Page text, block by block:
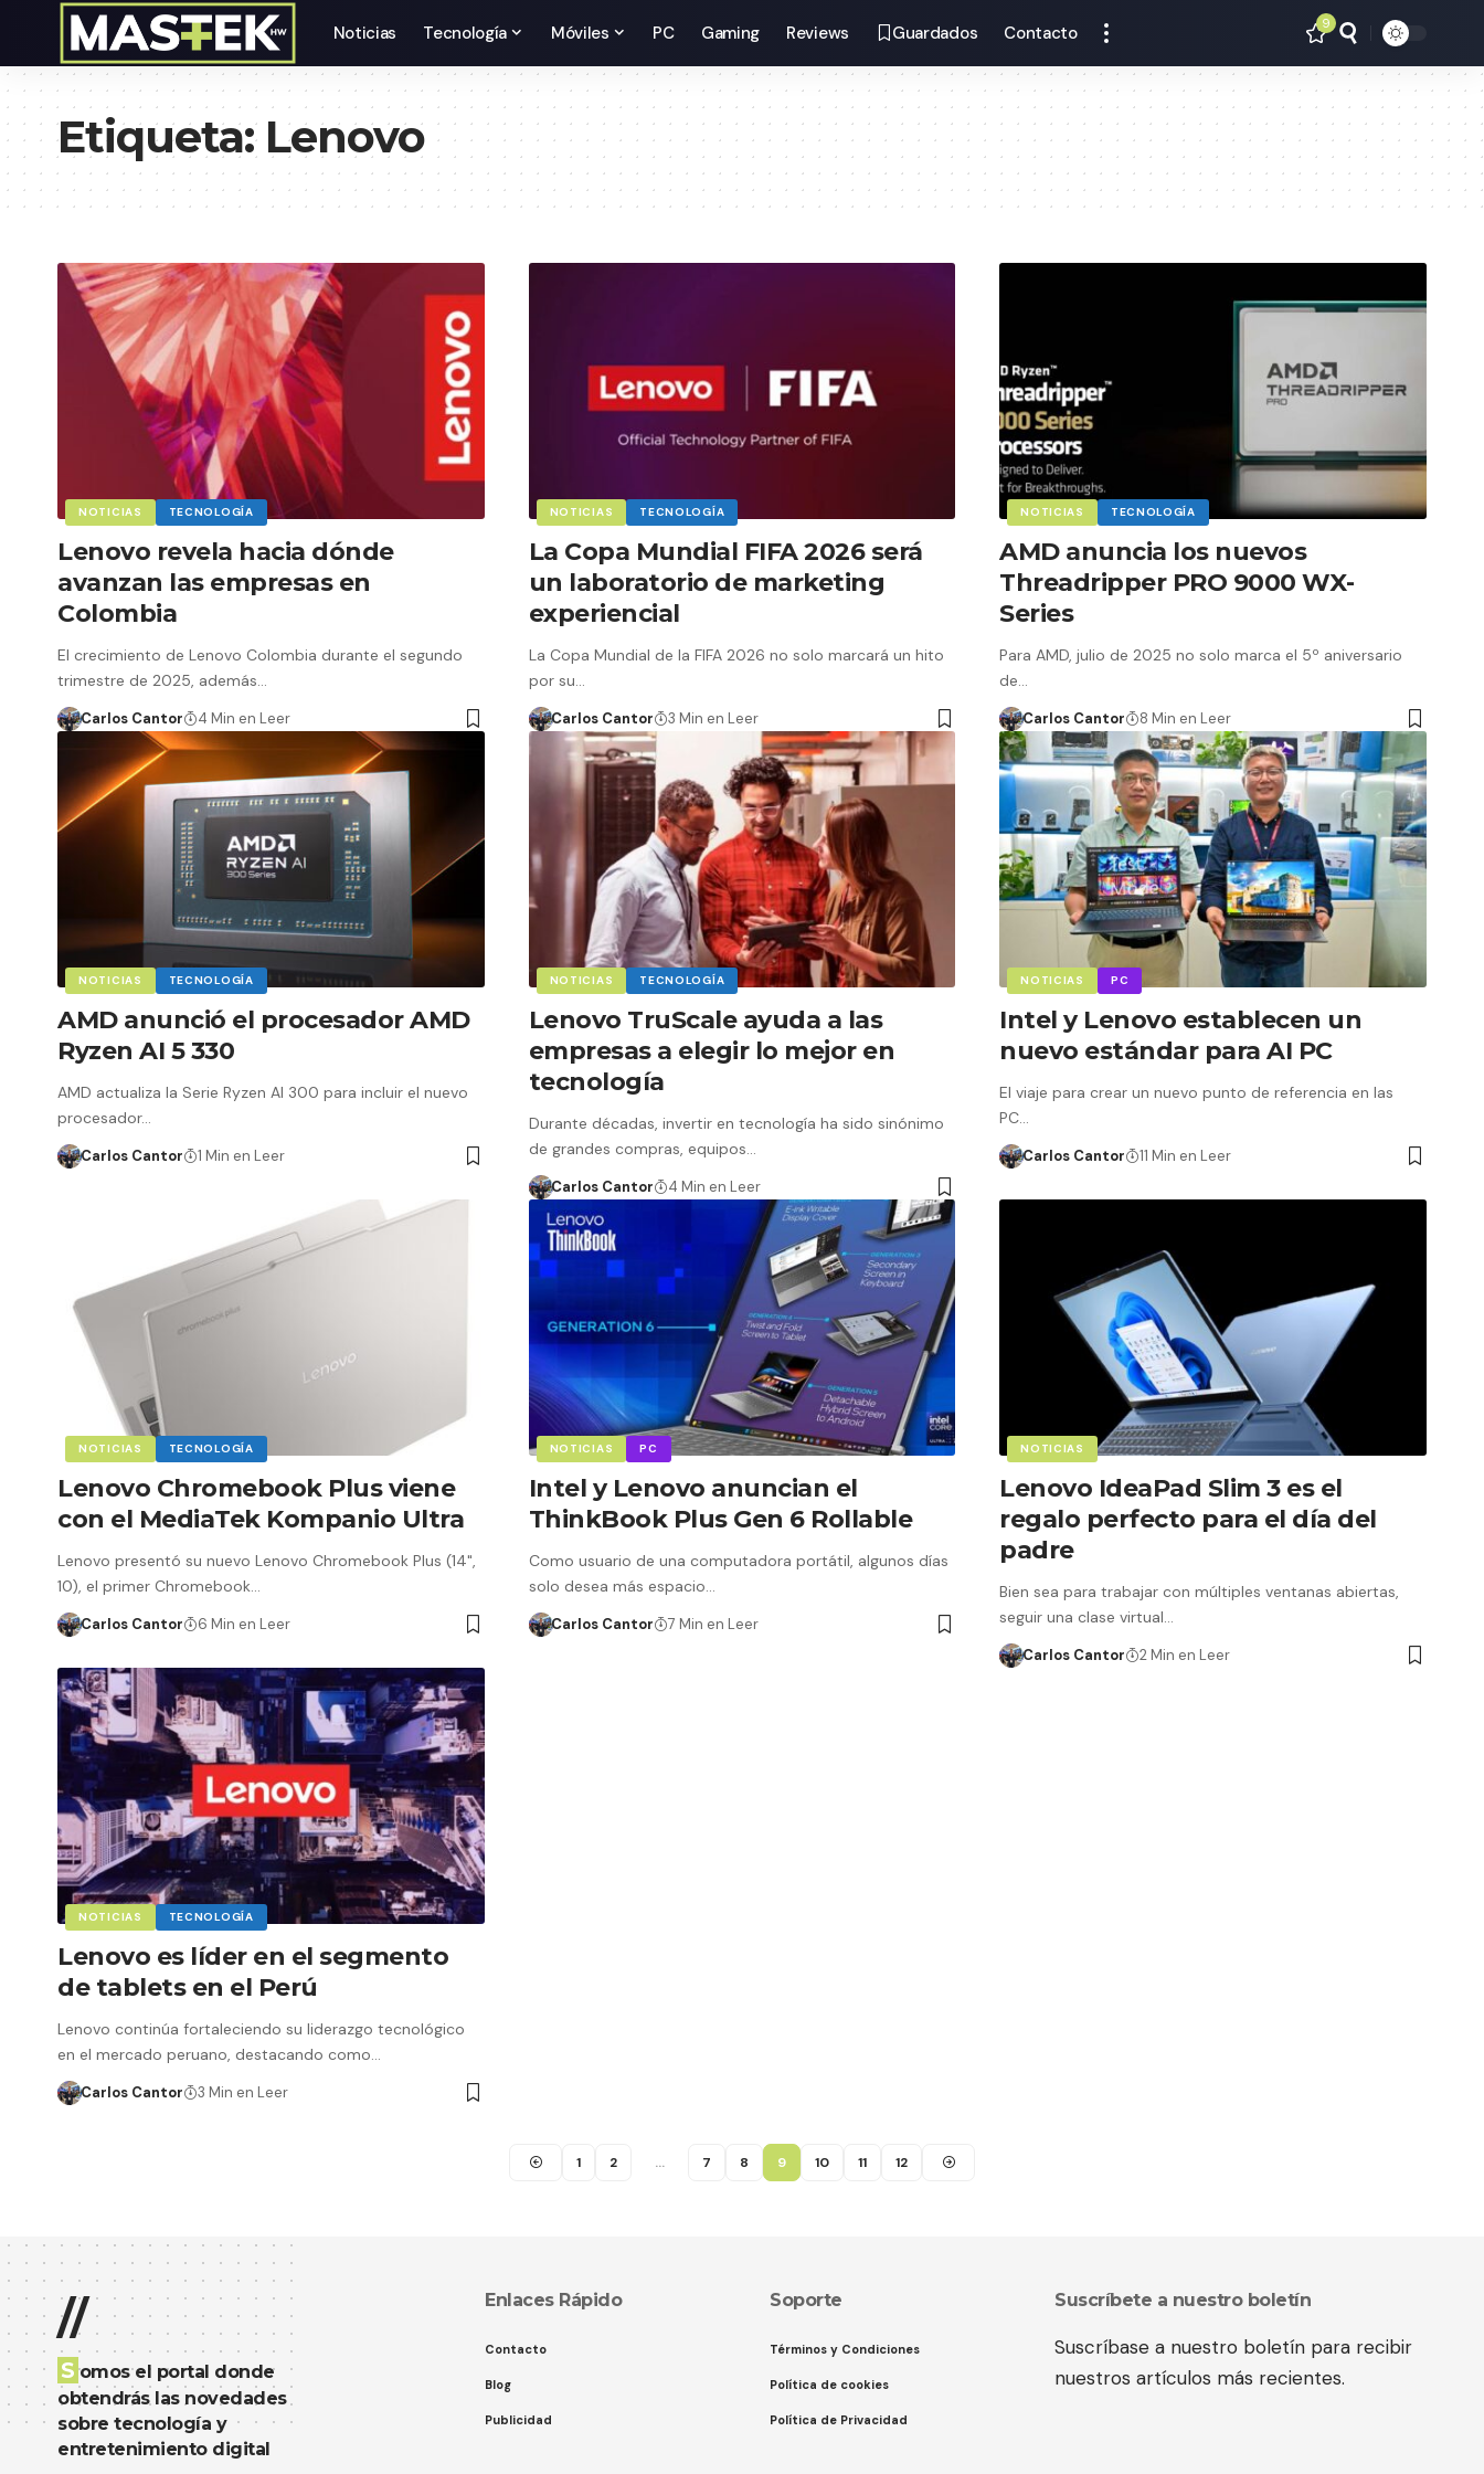
Noticias Tecnología Móviles PC Gaming Reviews Guardados Contacto 9
Etiqueta: Lenovo
NOTICIAS TECNOLOGÍA
Lenovo revela hacia dónde
avanzan las empresas en
Colombia
El crecimiento de Lenovo Colombia durante el segundo
trimestre de 2025, además…
Carlos Cantor 4 Min en Leer
NOTICIAS TECNOLOGÍA
La Copa Mundial FIFA 2026 será
un laboratorio de marketing
experiencial
La Copa Mundial de la FIFA 2026 no solo marcará un hito
por su…
Carlos Cantor 3 Min en Leer
NOTICIAS TECNOLOGÍA
AMD anuncia los nuevos
Threadripper PRO 9000 WX-
Series
Para AMD, julio de 2025 no solo marca el 5º aniversario
de…
Carlos Cantor 8 Min en Leer
NOTICIAS TECNOLOGÍA
AMD anunció el procesador AMD
Ryzen AI 5 330
AMD actualiza la Serie Ryzen AI 300 para incluir el nuevo
procesador…
Carlos Cantor 1 Min en Leer
NOTICIAS TECNOLOGÍA
Lenovo TruScale ayuda a las
empresas a elegir lo mejor en
tecnología
Durante décadas, invertir en tecnología ha sido sinónimo
de grandes compras, equipos…
Carlos Cantor 4 Min en Leer
NOTICIAS PC
Intel y Lenovo establecen un
nuevo estándar para AI PC
El viaje para crear un nuevo punto de referencia en las
PC…
Carlos Cantor 11 Min en Leer
NOTICIAS TECNOLOGÍA
Lenovo Chromebook Plus viene
con el MediaTek Kompanio Ultra
Lenovo presentó su nuevo Lenovo Chromebook Plus (14",
10), el primer Chromebook…
Carlos Cantor 6 Min en Leer
NOTICIAS PC
Intel y Lenovo anuncian el
ThinkBook Plus Gen 6 Rollable
Como usuario de una computadora portátil, algunos días
solo desea más espacio…
Carlos Cantor 7 Min en Leer
NOTICIAS
Lenovo IdeaPad Slim 3 es el
regalo perfecto para el día del
padre
Bien sea para trabajar con múltiples ventanas abiertas,
seguir una clase virtual…
Carlos Cantor 2 Min en Leer
NOTICIAS TECNOLOGÍA
Lenovo es líder en el segmento
de tablets en el Perú
Lenovo continúa fortaleciendo su liderazgo tecnológico
en el mercado peruano, destacando como…
Carlos Cantor 3 Min en Leer
1 2 … 7 8 9 10 11 12
//
S omos el portal donde
obtendrás las novedades
sobre tecnología y
entretenimiento digital
Enlaces Rápido
Contacto
Blog
Publicidad
Soporte
Términos y Condiciones
Política de cookies
Política de Privacidad
Suscríbete a nuestro boletín
Suscríbase a nuestro boletín para recibir
nuestros artículos más recientes.